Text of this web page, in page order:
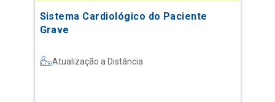
Sistema Cardiológico do Paciente
Grave
Atualização a Distância